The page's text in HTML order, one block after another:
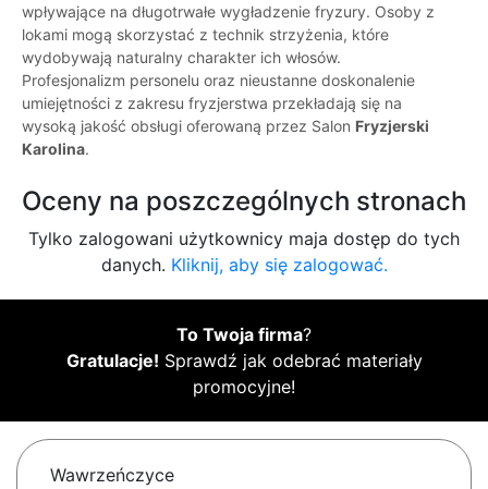
wpływające na długotrwałe wygładzenie fryzury. Osoby z
lokami mogą skorzystać z technik strzyżenia, które
wydobywają naturalny charakter ich włosów.
Profesjonalizm personelu oraz nieustanne doskonalenie
umiejętności z zakresu fryzjerstwa przekładają się na
wysoką jakość obsługi oferowaną przez Salon Fryzjerski
Karolina.
Oceny na poszczególnych stronach
Tylko zalogowani użytkownicy maja dostęp do tych
danych. Kliknij, aby się zalogować.
To Twoja firma?
Gratulacje! Sprawdź jak odebrać materiały
promocyjne!
Wawrzeńczyce